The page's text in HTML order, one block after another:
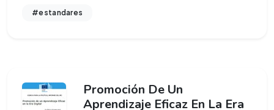
#estandares
Promoción De Un
Aprendizaje Eficaz En La Era